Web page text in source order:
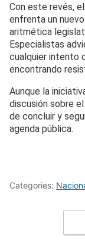
Con este revés,
enfrenta un
aritmética
Especialistas
cualquier intento
encontrando
Aunque la
discusión sobre
de concluir y
agenda pública.
Categories: